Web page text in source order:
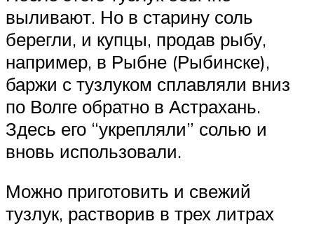
выливают. Но в старину соль
берегли, и купцы, продав рыбу,
например, в Рыбне (Рыбинске),
баржи с тузлуком сплавляли вниз
по Волге обратно в Астрахань.
Здесь его “укрепляли” солью и
вновь использовали.
Можно приготовить и свежий
тузлук, растворив в трех литрах